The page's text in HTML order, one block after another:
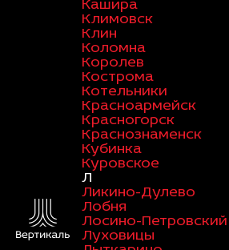
Кашира
Климовск
Клин
Коломна
Королев
Кострома
Котельники
Красноармейск
Красногорск
Краснознаменск
Кубинка
Куровское
Л
Ликино-Дулево
Лобня
Лосино-Петровский
Луховицы